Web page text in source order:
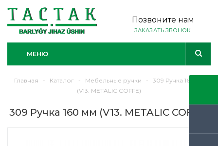
Позвоните нам
ЗАКАЗАТЬ ЗВОНОК
МЕНЮ
Главная - Каталог - Мебельные ручки -
309 Ручка 160 мм
(V13. METALIC COFFE)
309 Ручка 160 мм (V13. METALIC COFFE)